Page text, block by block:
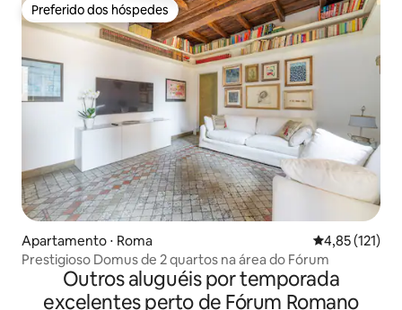
Preferido dos hóspedes
Preferido dos hóspedes
Apartamento ⋅ Roma 4,85 de uma
4,85 (121)
Prestigioso Domus de 2 quartos na área do Fórum
Outros aluguéis por temporada
excelentes perto de Fórum Romano